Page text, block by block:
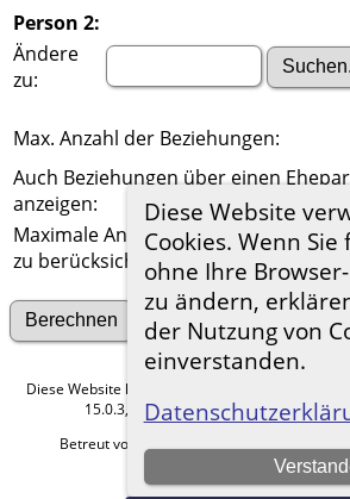
Diese Website
Cookies. Wenn
ohne Ihre
zu ändern,
der Nutzung von
einverstanden.
Person 2:
Ändere
zu:
Max. Anzahl der Beziehungen:
Auch Beziehungen über einen
anzeigen:
Maximale Anzahl der
zu berücksichtigenden Generationen:
Suche nach
Diese Website läuft mit
15.0.3, programmiert von Darrin
Betreut von
Hier geht es zum